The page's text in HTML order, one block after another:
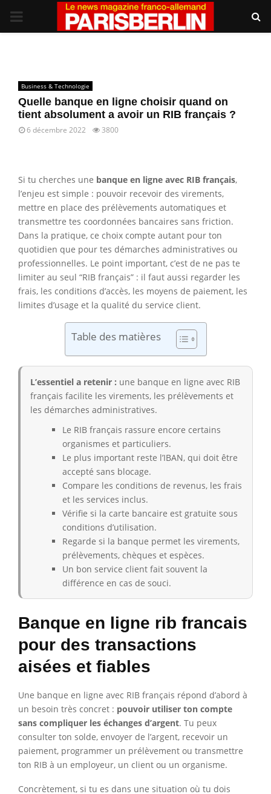
PRIMARY
Business & Technologie
Quelle banque en ligne choisir quand on
tient absolument a avoir un RIB français ?
6 décembre 2022 3800
Si tu cherches une banque en ligne avec RIB français,
l’enjeu est simple : pouvoir recevoir des virements,
mettre en place des prélèvements automatiques et
transmettre tes coordonnées bancaires sans friction.
Dans la pratique, ce choix compte autant pour ton
quotidien que pour tes démarches administratives ou
professionnelles. Le point important, c’est de ne pas te
limiter au seul “RIB français” : il faut aussi regarder les
frais, les conditions d’accès, les moyens de paiement, les
limites d’usage et la qualité du service client.
Table des matières
L’essentiel a retenir : une banque en ligne avec RIB
français facilite les virements, les prélèvements et
les démarches administratives.
Le RIB français rassure encore certains
organismes et particuliers.
Le plus important reste l’IBAN, qui doit être
accepté sans blocage.
Compare les conditions de revenus, les frais
et les services inclus.
Vérifie si la carte bancaire est gratuite sous
conditions d’utilisation.
Regarde si la banque permet les virements,
prélèvements, chèques et espèces.
Un bon service client fait souvent la
différence en cas de souci.
Banque en ligne rib francais
pour des transactions
aisées et fiables
Une banque en ligne avec RIB français répond d’abord à
un besoin très concret : pouvoir utiliser ton compte
sans compliquer les échanges d’argent. Tu peux
consulter ton solde, envoyer de l’argent, recevoir un
paiement, programmer un prélèvement ou transmettre
ton RIB à un employeur, un client ou un organisme.
Concrètement, si tu es dans une situation où tu dois